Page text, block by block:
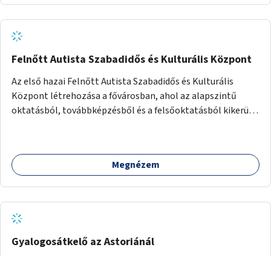
Felnőtt Autista Szabadidős és Kulturális Központ
Az első hazai Felnőtt Autista Szabadidős és Kulturális
Központ létrehozása a fővárosban, ahol az alapszintű
oktatásból, továbbképzésből és a felsőoktatásból kikerülő
Megnézem
Gyalogosátkelő az Astoriánál